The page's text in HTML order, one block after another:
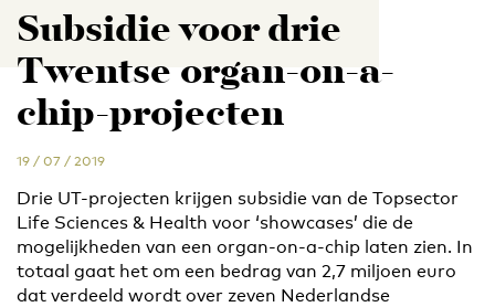
Subsidie voor drie
Twentse organ-on-a-
chip-projecten
19 / 07 / 2019
Drie UT-projecten krijgen subsidie van de Topsector
Life Sciences & Health voor ‘showcases’ die de
mogelijkheden van een organ-on-a-chip laten zien. In
totaal gaat het om een bedrag van 2,7 miljoen euro
dat verdeeld wordt over zeven Nederlandse